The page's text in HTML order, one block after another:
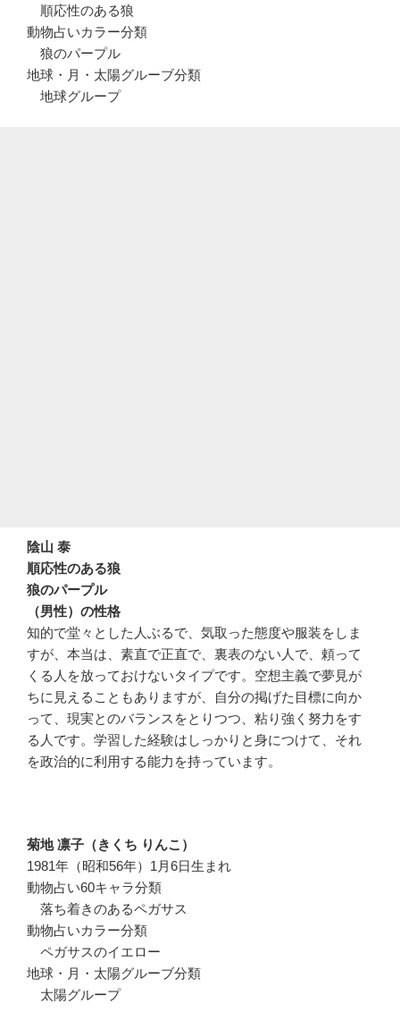
順応性のある狼
動物占いカラー分類
狼のパープル
地球・月・太陽グルーブ分類
地球グループ
陰山 泰
順応性のある狼
狼のパープル
（男性）の性格
知的で堂々とした人ぶるで、気取った態度や服装をしま
すが、本当は、素直で正直で、裏表のない人で、頼って
くる人を放っておけないタイプです。空想主義で夢見が
ちに見えることもありますが、自分の掲げた目標に向か
って、現実とのバランスをとりつつ、粘り強く努力をす
る人です。学習した経験はしっかりと身につけて、それ
を政治的に利用する能力を持っています。
菊地 凛子（きくち りんこ）
1981年（昭和56年）1月6日生まれ
動物占い60キャラ分類
落ち着きのあるペガサス
動物占いカラー分類
ペガサスのイエロー
地球・月・太陽グルーブ分類
太陽グループ